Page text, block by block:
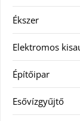
Ékszer
Elektromos
Építőipar
Esővízgyűjtő